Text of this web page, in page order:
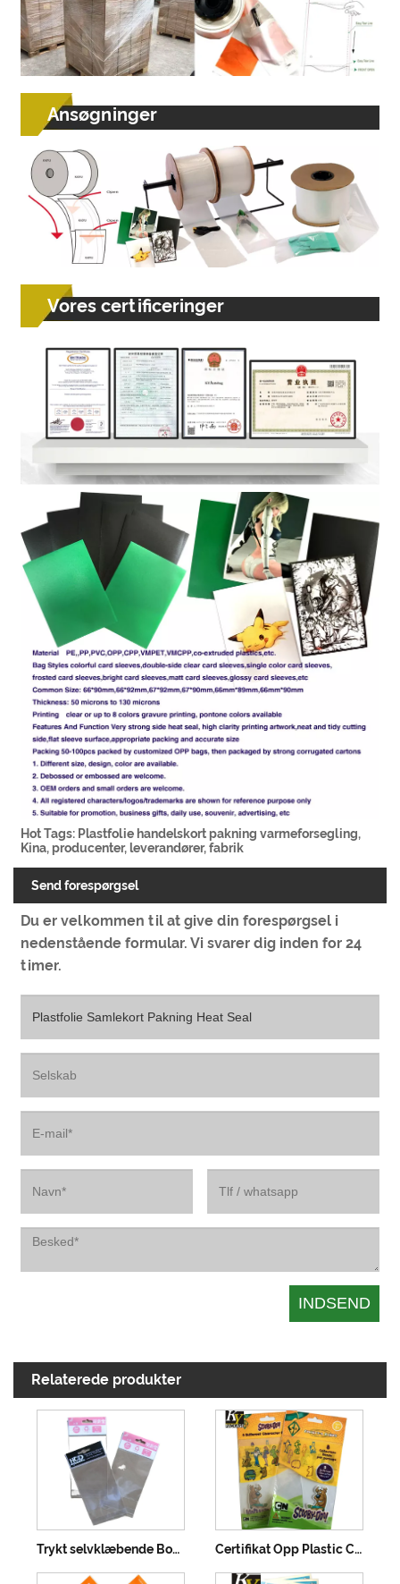
Ansøgninger
Vores certificeringer
Hot Tags: Plastfolie handelskort pakning varmeforsegling,
Kina, producenter, leverandører, fabrik
Send forespørgsel
Du er velkommen til at give din forespørgsel i
nedenstående formular. Vi svarer dig inden for 24
timer.
Relaterede produkter
Trykt selvklæbende Bopp-pakkepose Certifikat Opp Plastic Cookie Bag